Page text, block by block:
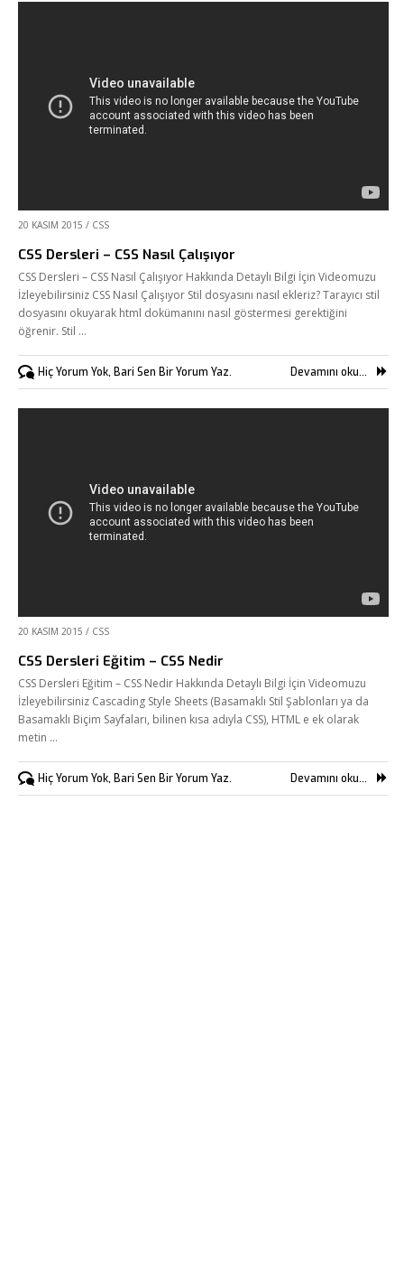
20 KASIM 2015 / CSS
CSS Dersleri – CSS Nasıl Çalışıyor
CSS Dersleri – CSS Nasıl Çalışıyor Hakkında Detaylı Bilgi İçin Videomuzu
İzleyebilirsiniz CSS Nasıl Çalışıyor Stil dosyasını nasıl ekleriz? Tarayıcı stil
dosyasını okuyarak html dokümanını nasıl göstermesi gerektiğini
öğrenir. Stil …
Hiç Yorum Yok, Bari Sen Bir Yorum Yaz. Devamını oku...
20 KASIM 2015 / CSS
CSS Dersleri Eğitim – CSS Nedir
CSS Dersleri Eğitim – CSS Nedir Hakkında Detaylı Bilgi İçin Videomuzu
İzleyebilirsiniz Cascading Style Sheets (Basamaklı Stil Şablonları ya da
Basamaklı Biçim Sayfaları, bilinen kısa adıyla CSS), HTML e ek olarak
metin …
Hiç Yorum Yok, Bari Sen Bir Yorum Yaz. Devamını oku...